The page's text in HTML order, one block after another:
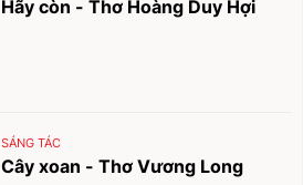
Hãy còn - Thơ Hoàng Duy Hợi
SÁNG TÁC
Cây xoan - Thơ Vương Long